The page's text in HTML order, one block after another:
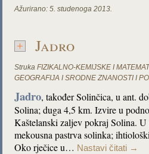
Ažurirano: 5. studenoga 2013.
Jadro
Struka FIZIKALNO-KEMIJSKE I
GEOGRAFIJA I SRODNE ZNANOSTI I
Jadro, također Solinčica, u ant.
Solina; duga 4,5 km. Izvire u
Kaštelanski zaljev pokraj Solina.
mekousna pastrva solinka;
Oko rječice u… Nastavi čitati →